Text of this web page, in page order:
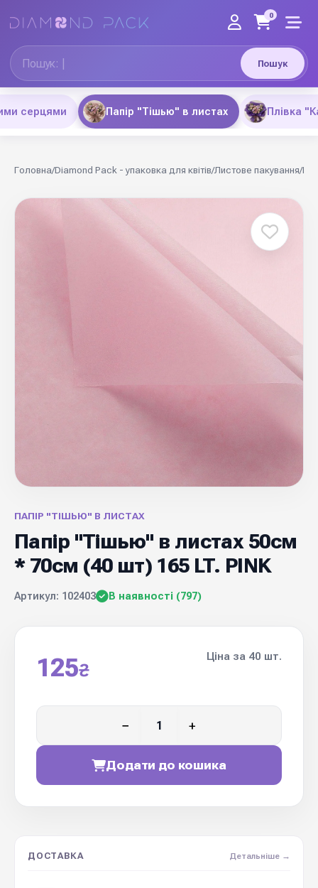
Пошук
0
серцями Папір "Тішью" в листах Плівка
Головна/Diamond Pack - упаковка для квітів/Листове пакування/
ПАПІР "ТІШЬЮ" В ЛИСТАХ
Папір "Тішью" в листах 50см
* 70см (40 шт) 165 LT. PINK
Артикул: 102403 В наявності (797)
125₴
Ціна за 40 шт.
− +
Додати до кошика
ДОСТАВКА Детальніше →